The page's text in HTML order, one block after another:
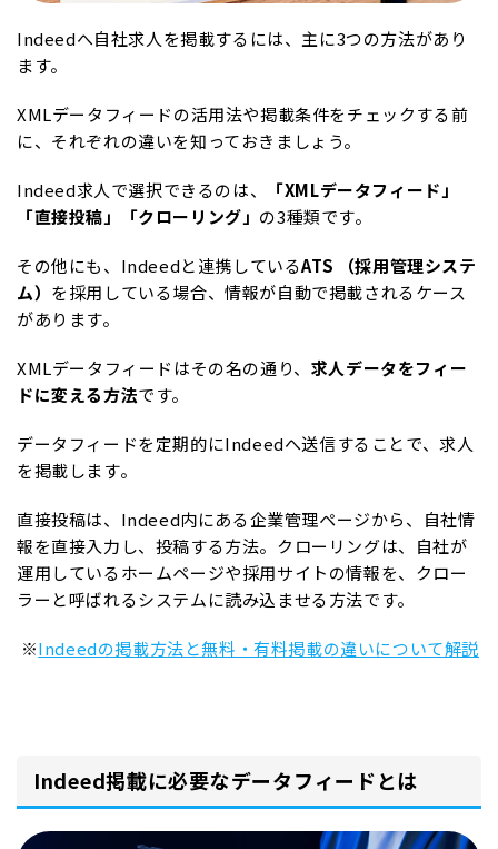
Indeedへ自社求人を掲載するには、主に3つの方法があり
ます。
XMLデータフィードの活用法や掲載条件をチェックする前
に、それぞれの違いを知っておきましょう。
Indeed求人で選択できるのは、 「XMLデータフィード」
「直接投稿」「クローリング」 の3種類です。
その他にも、Indeedと連携しているATS
（採用管理システ
ム） を採用している場合、情報が自動で掲載されるケース
があります。
XMLデータフィードはその名の通り、 求人データをフィー
ドに変える方法です。
データフィードを定期的にIndeedへ送信することで、求人
を掲載します。
直接投稿は、Indeed内にある企業管理ページから、自社情
報を直接入力し、投稿する方法。クローリングは、自社が
運用しているホームページや採用サイトの情報を、クロー
ラーと呼ばれるシステムに読み込ませる方法です。
※Indeedの掲載方法と無料・有料掲載の違いについて解説
Indeed掲載に必要なデータフィードとは